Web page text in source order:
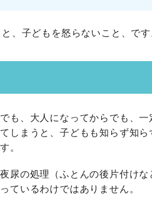
、子どもを怒らないこと、です
も、大人になってからでも、
しまうと、子どもも知らず知
。
尿の処理（ふとんの後片付け
ているわけではありません。